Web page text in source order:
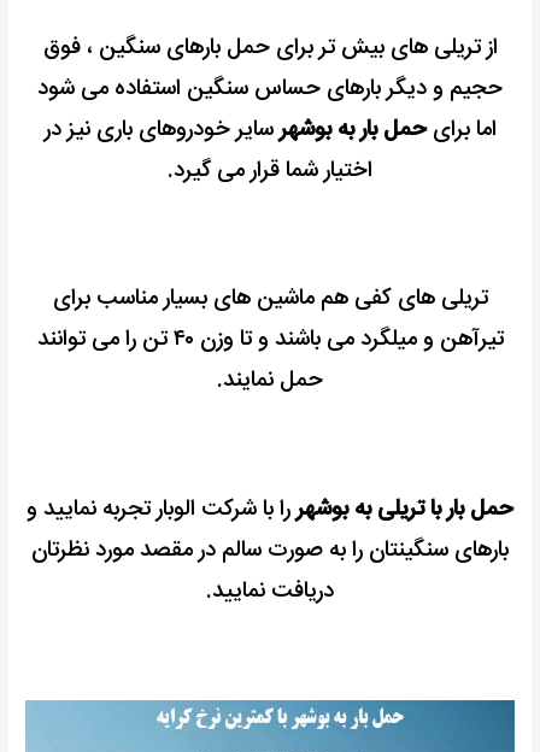
از تریلی های بیش تر برای حمل بارهای سنگین ، فوق
حجیم و دیگر بارهای حساس سنگین استفاده می شود
اما برایحمل بار به بوشهرسایر خودروهای باری نیز در
اختیار شما قرار می گیرد.
تریلی های کفی هم ماشین های بسیار مناسب برای
تیرآهن و میلگرد می باشند و تا وزن ۴۰ تن را می توانند
حمل نمایند.
حمل بار با تریلی به بوشهررا با شرکت الوبار تجربه نمایید و
بارهای سنگینتان را به صورت سالم در مقصد مورد نظرتان
دریافت نمایید.